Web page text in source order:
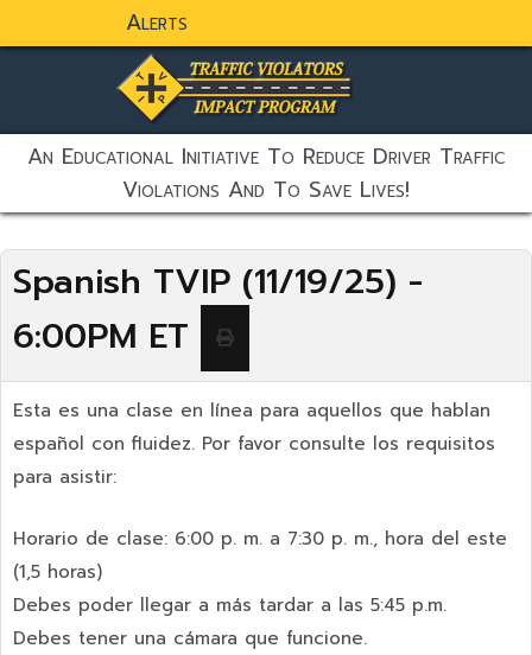
Alerts
static-aside-menu-toggler
An Educational Initiative To Reduce Driver Traffic
Violations And To Save Lives!
Spanish TVIP (11/19/25) -
6:00PM ET
Esta es una clase en línea para aquellos que hablan
español con fluidez. Por favor consulte los requisitos
para asistir:
Horario de clase: 6:00 p. m. a 7:30 p. m., hora del este
(1,5 horas)
Debes poder llegar a más tardar a las 5:45 p.m.
Debes tener una cámara que funcione.